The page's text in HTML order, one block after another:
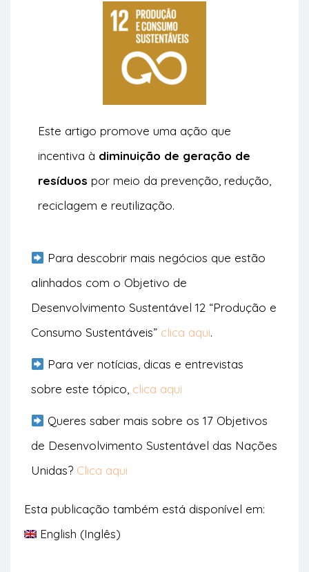
Este artigo promove uma ação que
incentiva à diminuição de geração de
resíduos por meio da prevenção, redução,
reciclagem e reutilização.
Para descobrir mais negócios que estão
alinhados com o Objetivo de
Desenvolvimento Sustentável 12 “Produção e
Consumo Sustentáveis” clica aqui.
Para ver notícias, dicas e entrevistas
sobre este tópico, clica aqui
Queres saber mais sobre os 17 Objetivos
de Desenvolvimento Sustentável das Nações
Unidas? Clica aqui
Esta publicação também está disponível em:
English (Inglês)